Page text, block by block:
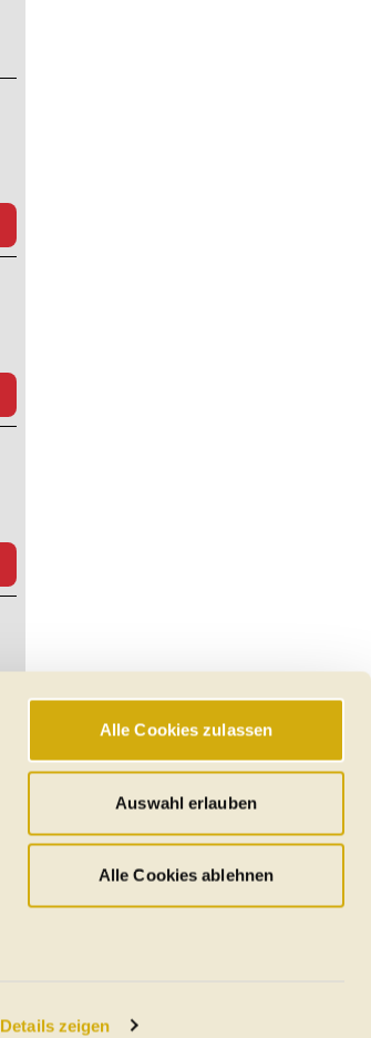
Details zeigen
Alle Cookies zulassen
Auswahl erlauben
Alle Cookies ablehnen